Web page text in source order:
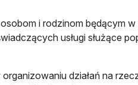
i rodzinom będącym
usługi służące
działań na